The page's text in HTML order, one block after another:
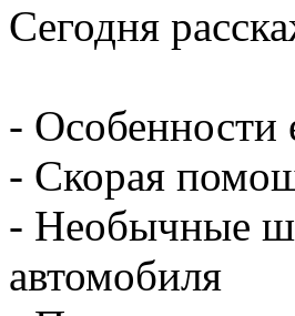
Сегодня
- Особенности
- Скорая
- Необычные
автомобиля